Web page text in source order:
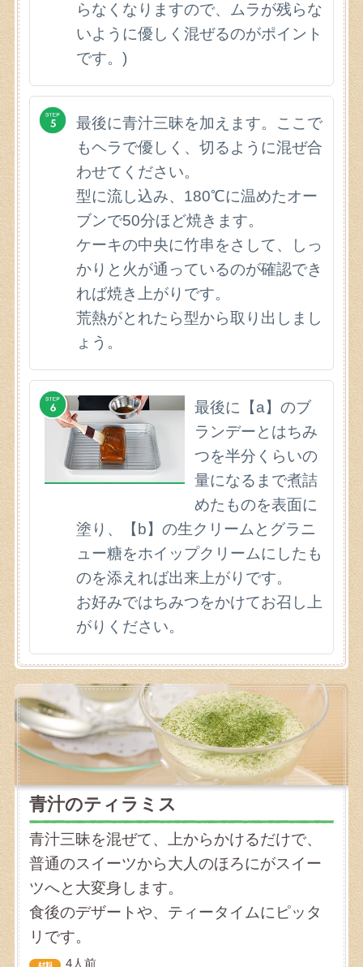
らなくなりますので、ムラが残らな
いように優しく混ぜるのがポイント
です。)
最後に青汁三昧を加えます。ここで
もヘラで優しく、切るように混ぜ合
わせてください。
型に流し込み、180℃に温めたオー
ブンで50分ほど焼きます。
ケーキの中央に竹串をさして、しっ
かりと火が通っているのが確認でき
れば焼き上がりです。
荒熱がとれたら型から取り出しまし
ょう。
最後に【a】のブ
ランデーとはちみ
つを半分くらいの
量になるまで煮詰
めたものを表面に
塗り、【b】の生クリームとグラニ
ュー糖をホイップクリームにしたも
のを添えれば出来上がりです。
お好みではちみつをかけてお召し上
がりください。
青汁のティラミス
青汁三昧を混ぜて、上からかけるだけで、
普通のスイーツから大人のほろにがスイー
ツへと大変身します。
食後のデザートや、ティータイムにピッタ
リです。
4人前